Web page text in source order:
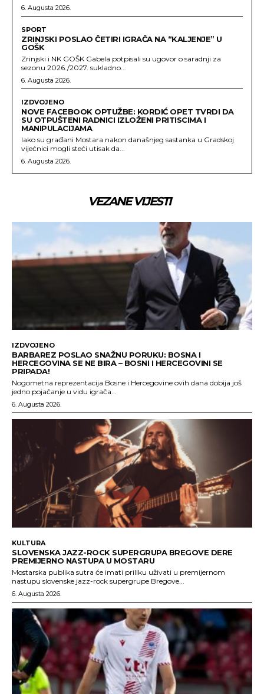
6. Augusta 2026.
SPORT
ZRINJSKI POSLAO ČETIRI IGRAČA NA “KALJENJE” U
GOŠK
Zrinjski i NK GOŠK Gabela potpisali su ugovor o saradnji za
sezonu 2026./2027. sukladno...
6. Augusta 2026.
IZDVOJENO
NOVE FACEBOOK OPTUŽBE: KORDIĆ OPET TVRDI DA
SU OTPUŠTENI RADNICI IZLOŽENI PRITISCIMA I
MANIPULACIJAMA
Iako su građani Mostara nakon današnjeg sastanka u Gradskoj
vijećnici mogli steći utisak da...
6. Augusta 2026.
VEZANE VIJESTI
IZDVOJENO
BARBAREZ POSLAO SNAŽNU PORUKU: BOSNA I
HERCEGOVINA SE NE BIRA – BOSNI I HERCEGOVINI SE
PRIPADA!
Nogometna reprezentacija Bosne i Hercegovine ovih dana dobija još
jedno pojačanje u vidu igrača...
6. Augusta 2026.
KULTURA
SLOVENSKA JAZZ-ROCK SUPERGRUPA BREGOVE DERE
PREMIJERNO NASTUPA U MOSTARU
Mostarska publika sutra će imati priliku uživati u premijernom
nastupu slovenske jazz-rock supergrupe Bregove...
6. Augusta 2026.